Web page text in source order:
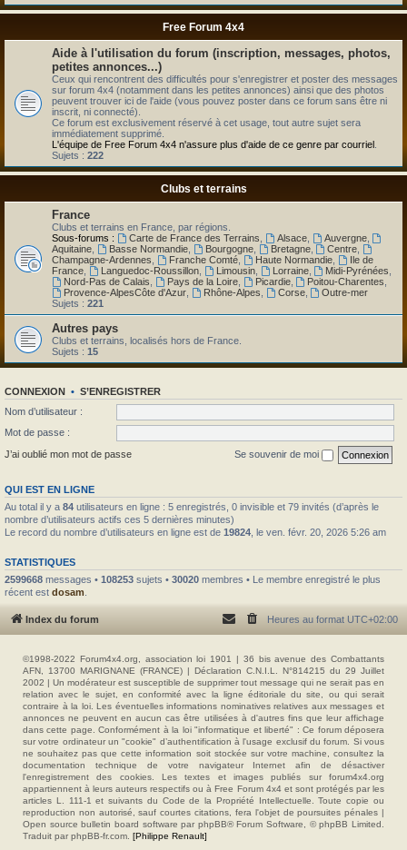
Free Forum 4x4
Aide à l'utilisation du forum (inscription, messages, photos,
petites annonces...)
Ceux qui rencontrent des difficultés pour s'enregistrer et poster des messages
sur forum 4x4 (notamment dans les petites annonces) ainsi que des photos
peuvent trouver ici de l'aide (vous pouvez poster dans ce forum sans être ni
inscrit, ni connecté).
Ce forum est exclusivement réservé à cet usage, tout autre sujet sera
immédiatement supprimé.
L'équipe de Free Forum 4x4 n'assure plus d'aide de ce genre par courriel
Sujets : 222
Clubs et terrains
France
Clubs et terrains en France, par régions.
Sous-forums :
Carte de France des Terrains Alsace, Auvergne,
Aquitaine
Basse Normandie, Bourgogne, Bretagne, Centre
Champagne-Ardennes
Franche Comté, Haute Normandie,
Ile de
France
Languedoc-Roussillon, Limousin, Lorraine, Midi-Pyrénées
Nord-Pas de Calais
Pays de la Loire, Picardie, Poitou-Charentes
Provence-AlpesCôte d'Azur, Rhône-Alpes Corse,
Outre-mer
Sujets : 221
Autres pays
Clubs et terrains, localisés hors de France.
Sujets : 15
CONNEXION • S’ENREGISTRER
Nom d’utilisateur :
Mot de passe :
J’ai oublié mon mot de passe
Se souvenir de moi
QUI EST EN LIGNE
Au total il y a 84 utilisateurs en ligne : 5 enregistrés, 0 invisible et 79 invités (d’après le
nombre d’utilisateurs actifs ces 5 dernières minutes)
Le record du nombre d’utilisateurs en ligne est de 19824 , le ven. févr. 20, 2026 5:26 am
STATISTIQUES
2599668 messages • 108253 sujets • 30020 membres • Le membre enregistré le plus
récent est dosam
Index du forum Heures au format UTC+02:00
©1998-2022 Forum4x4.org, association loi 1901 | 36 bis avenue des Combattants
AFN, 13700 MARIGNANE (FRANCE) | Déclaration C.N.I.L. N°814215 du 29 Juillet
2002 | Un modérateur est susceptible de supprimer tout message qui ne serait pas en
relation avec le sujet, en conformité avec la ligne éditoriale du site, ou qui serait
contraire à la loi. Les éventuelles informations nominatives relatives aux messages et
annonces ne peuvent en aucun cas être utilisées à d'autres fins que leur affichage
dans cette page. Conformément à la loi "informatique et liberté" : Ce forum déposera
sur votre ordinateur un "cookie" d’authentification à l'usage exclusif du forum. Si vous
ne souhaitez pas que cette information soit stockée sur votre machine, consultez la
documentation technique de votre navigateur Internet afin de désactiver
l'enregistrement des cookies. Les textes et images publiés sur forum4x4.org
appartiennent à leurs auteurs respectifs ou à Free Forum 4x4 et sont protégés par les
articles L. 111-1 et suivants du Code de la Propriété Intellectuelle. Toute copie ou
reproduction non autorisé, sauf courtes citations, fera l'objet de poursuites pénales |
Open source bulletin board software par phpBB® Forum Software, © phpBB Limited.
Traduit par phpBB-fr.com. [Philippe Renault]